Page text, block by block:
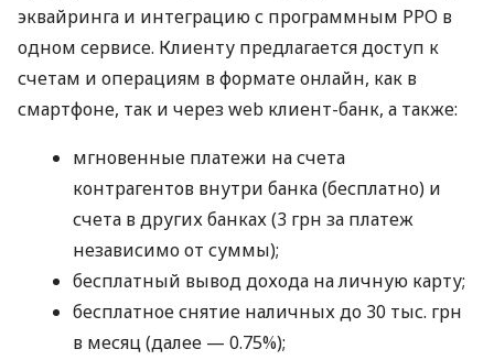
эквайринга и интеграцию с программным РРО в
одном сервисе. Клиенту предлагается доступ к
счетам и операциям в формате онлайн, как в
смартфоне, так и через web клиент-банк, а также:
мгновенные платежи на счета
контрагентов внутри банка (бесплатно) и
счета в других банках (3 грн за платеж
независимо от суммы);
бесплатный вывод дохода на личную карту;
бесплатное снятие наличных до 30 тыс. грн
в месяц (далее — 0.75%);